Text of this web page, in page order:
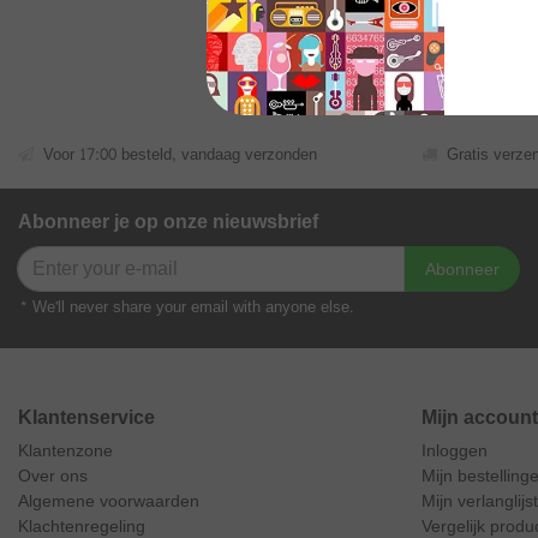
€13,90
Excl.
Voor 17:00 besteld, vandaag verzonden Gratis
Abonneer je op onze nieuwsbrief
Abonneer
* We'll never share your email with anyone else.
Klantenservice
Klantenzone
Over ons
Algemene voorwaarden
Klachtenregeling
Mijn account
Inloggen
Mijn
Mijn verlanglijst
Vergelijk